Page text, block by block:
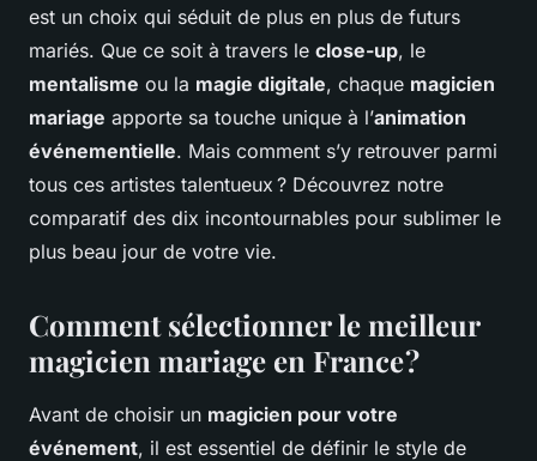
est un choix qui séduit de plus en plus de futurs
mariés. Que ce soit à travers le close-up, le
mentalisme ou la magie digitale, chaque magicien
mariage apporte sa touche unique à l’animation
événementielle. Mais comment s’y retrouver parmi
tous ces artistes talentueux ? Découvrez notre
comparatif des dix incontournables pour sublimer le
plus beau jour de votre vie.
Comment sélectionner le meilleur
magicien mariage en France ?
Avant de choisir un magicien pour votre
événement, il est essentiel de définir le style de